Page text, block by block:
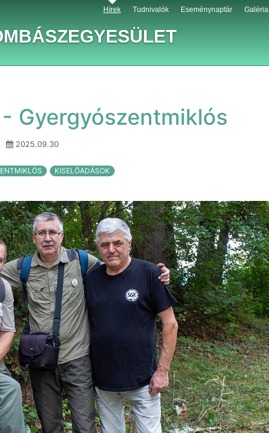
Hírek Tudnivalók Eseménynaptár Galéria
Gyergyószentmiklós
2025.09.30
KISELŐADÁSOK